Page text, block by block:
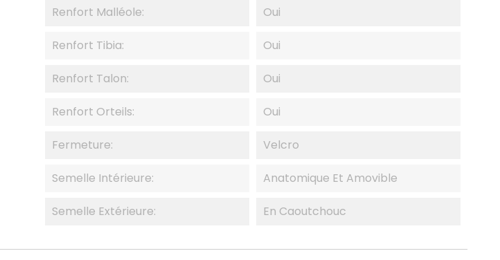
Renfort Malléole: Oui
Renfort Tibia: Oui
Renfort Talon: Oui
Renfort Orteils: Oui
Fermeture: Velcro
Semelle Intérieure: Anatomique Et Amovible
Semelle Extérieure: En Caoutchouc